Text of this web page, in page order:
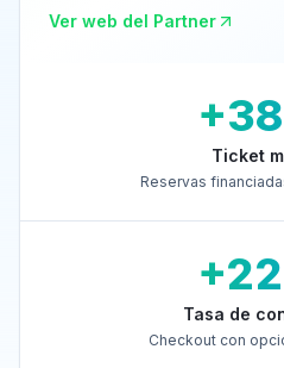
Ver web del Partner
Ticket
Reservas
Tasa de
Checkout con